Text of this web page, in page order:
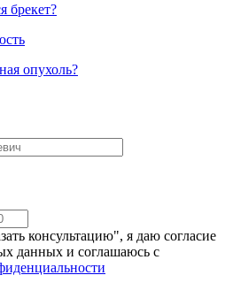
брекет?
опухоль?
консультацию", я даю согласие
данных и соглашаюсь c